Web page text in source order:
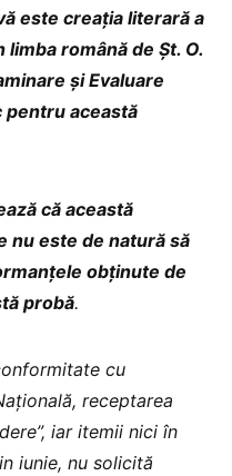
este creația literară a
română de Șt. O.
și Evaluare
pentru această
că această
nu este de natură să
obținute de
probă.
cu
receptarea
iar itemii nici în
iunie, nu solicită